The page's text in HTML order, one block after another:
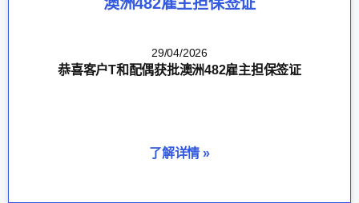
29/04/2026
恭喜客户T和配偶获批澳洲482雇主担保签证
了解详情 »